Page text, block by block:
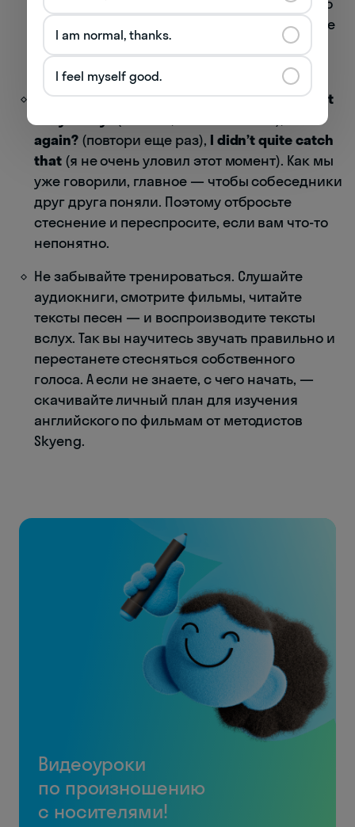
вы только учитесь, а значит нужно дать себе
время привыкнуть и говорить в том темпе,
который вам комфортен.
Не стесняйтесь переспрашивать.Sorry, what
Come
again?(повтори еще раз), I didn’t quite catch
that (я не очень уловил этот момент). Как мы
уже говорили, главное — чтобы собеседники
друг друга поняли. Поэтому отбросьте
стеснение и переспросите, если вам что-то
непонятно.
Не забывайте тренироваться. Слушайте
аудиокниги, смотрите фильмы, читайте
тексты песен — и воспроизводите тексты
вслух. Так вы научитесь звучать правильно и
перестанете стесняться собственного
голоса. А если не знаете, с чего начать, —
скачивайте личный план для изучения
английского по фильмам от методистов
Skyeng.
Видеоуроки
по произношению
с носителями!
I am normal, thanks.
I feel myself good.